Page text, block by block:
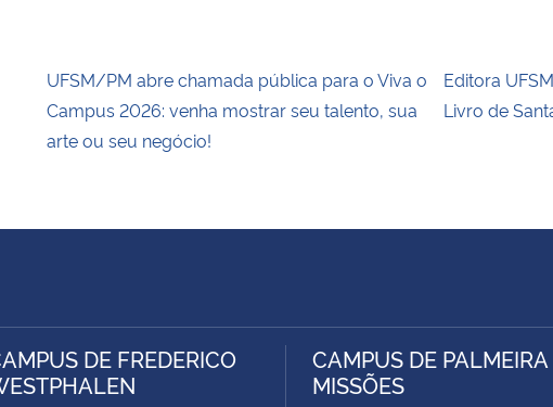
UFSM/PM abre chamada pública para o Viva o
Campus 2026: venha mostrar seu talento, sua
arte ou seu negócio!
Editora
Livro de
DE FREDERICO
CAMPUS DE
MISSÕES